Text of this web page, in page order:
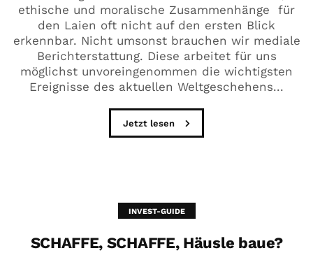
ethische und moralische Zusammenhänge für
den Laien oft nicht auf den ersten Blick
erkennbar. Nicht umsonst brauchen wir mediale
Berichterstattung. Diese arbeitet für uns
möglichst unvoreingenommen die wichtigsten
Ereignisse des aktuellen Weltgeschehens...
Jetzt lesen
INVEST-GUIDE
SCHAFFE, SCHAFFE, Häusle baue?